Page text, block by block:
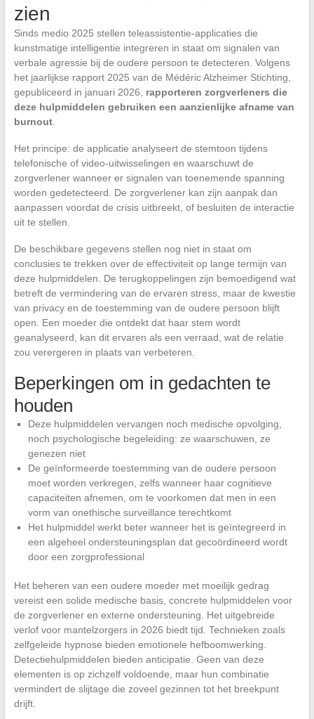
zien
Sinds medio 2025 stellen teleassistentie-applicaties die
kunstmatige intelligentie integreren in staat om signalen van
verbale agressie bij de oudere persoon te detecteren. Volgens
het jaarlijkse rapport 2025 van de Médéric Alzheimer Stichting,
gepubliceerd in januari 2026, rapporteren zorgverleners die
deze hulpmiddelen gebruiken een aanzienlijke afname van
burnout.
Het principe: de applicatie analyseert de stemtoon tijdens
telefonische of video-uitwisselingen en waarschuwt de
zorgverlener wanneer er signalen van toenemende spanning
worden gedetecteerd. De zorgverlener kan zijn aanpak dan
aanpassen voordat de crisis uitbreekt, of besluiten de interactie
uit te stellen.
De beschikbare gegevens stellen nog niet in staat om
conclusies te trekken over de effectiviteit op lange termijn van
deze hulpmiddelen. De terugkoppelingen zijn bemoedigend wat
betreft de vermindering van de ervaren stress, maar de kwestie
van privacy en de toestemming van de oudere persoon blijft
open. Een moeder die ontdekt dat haar stem wordt
geanalyseerd, kan dit ervaren als een verraad, wat de relatie
zou verergeren in plaats van verbeteren.
Beperkingen om in gedachten te
houden
Deze hulpmiddelen vervangen noch medische opvolging,
noch psychologische begeleiding: ze waarschuwen, ze
genezen niet
De geïnformeerde toestemming van de oudere persoon
moet worden verkregen, zelfs wanneer haar cognitieve
capaciteiten afnemen, om te voorkomen dat men in een
vorm van onethische surveillance terechtkomt
Het hulpmiddel werkt beter wanneer het is geïntegreerd in
een algeheel ondersteuningsplan dat gecoördineerd wordt
door een zorgprofessional
Het beheren van een oudere moeder met moeilijk gedrag
vereist een solide medische basis, concrete hulpmiddelen voor
de zorgverlener en externe ondersteuning. Het uitgebreide
verlof voor mantelzorgers in 2026 biedt tijd. Technieken zoals
zelfgeleide hypnose bieden emotionele hefboomwerking.
Detectiehulpmiddelen bieden anticipatie. Geen van deze
elementen is op zichzelf voldoende, maar hun combinatie
vermindert de slijtage die zoveel gezinnen tot het breekpunt
drijft.